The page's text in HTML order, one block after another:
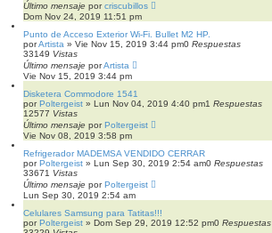
Último mensaje porcriscubillos
Dom Nov 24, 2019 11:51 pm
Punto de Acceso Exterior Wi-Fi. Bullet M2 HP.
porArtista » Vie Nov 15, 2019 3:44 pm0 Respuestas
33149 Vistas
Último mensaje porArtista
Vie Nov 15, 2019 3:44 pm
Disketera Commodore 1541
porPoltergeist » Lun Nov 04, 2019 4:40 pm1 Respuestas
12577 Vistas
Último mensaje porPoltergeist
Vie Nov 08, 2019 3:58 pm
Refrigerador MADEMSA VENDIDO CERRAR
porPoltergeist » Lun Sep 30, 2019 2:54 am0 Respuestas
33671 Vistas
Último mensaje porPoltergeist
Lun Sep 30, 2019 2:54 am
Celulares Samsung para Tatitas!!!
porPoltergeist » Dom Sep 29, 2019 12:52 pm0 Respuestas